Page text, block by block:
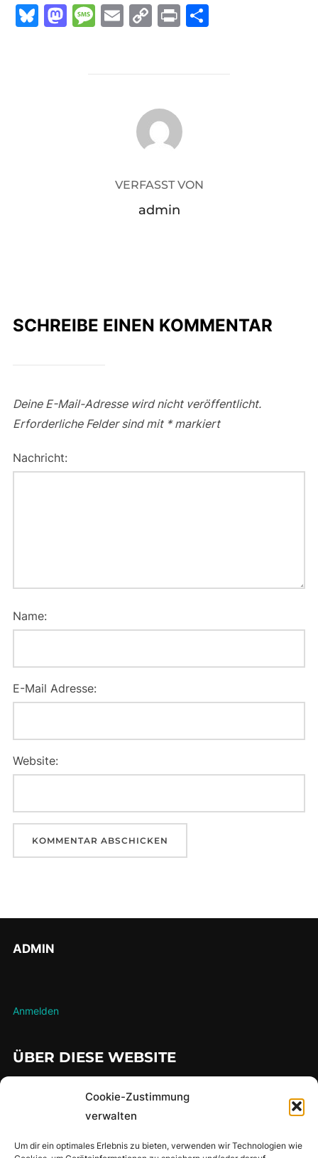
Cookie-Zustimmung
verwalten
Um dir ein optimales Erlebnis zu bieten, verwenden wir Technologien wie
Bl M M
s
E
l
C
y
Li
n
k
Pr T
n
BEITRAGSAUTOR
VERFASST VON
admin
SCHREIBE EINEN KOMMENTAR
Deine E-Mail-Adresse wird nicht veröffentlicht.
Erforderliche Felder sind mit *markiert
Nachricht:
Name:
E-Mail Adresse:
Website:
ADMIN
Anmelden
ÜBER DIESE WEBSITE